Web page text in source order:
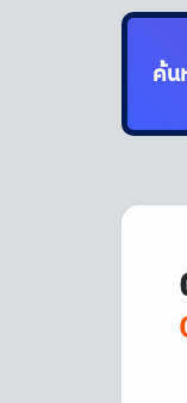
ค้น